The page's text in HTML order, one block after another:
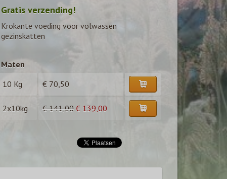
Gratis verzending!
Krokante voeding voor volwassen
gezinskatten
Maten
10 Kg
€ 70,50
2x10kg € 141,00 € 139,00